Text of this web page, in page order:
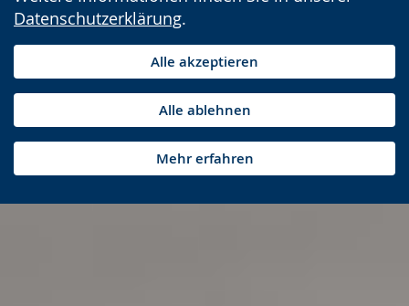
Datenschutzerklärung.
Alle akzeptieren
Alle ablehnen
Mehr erfahren